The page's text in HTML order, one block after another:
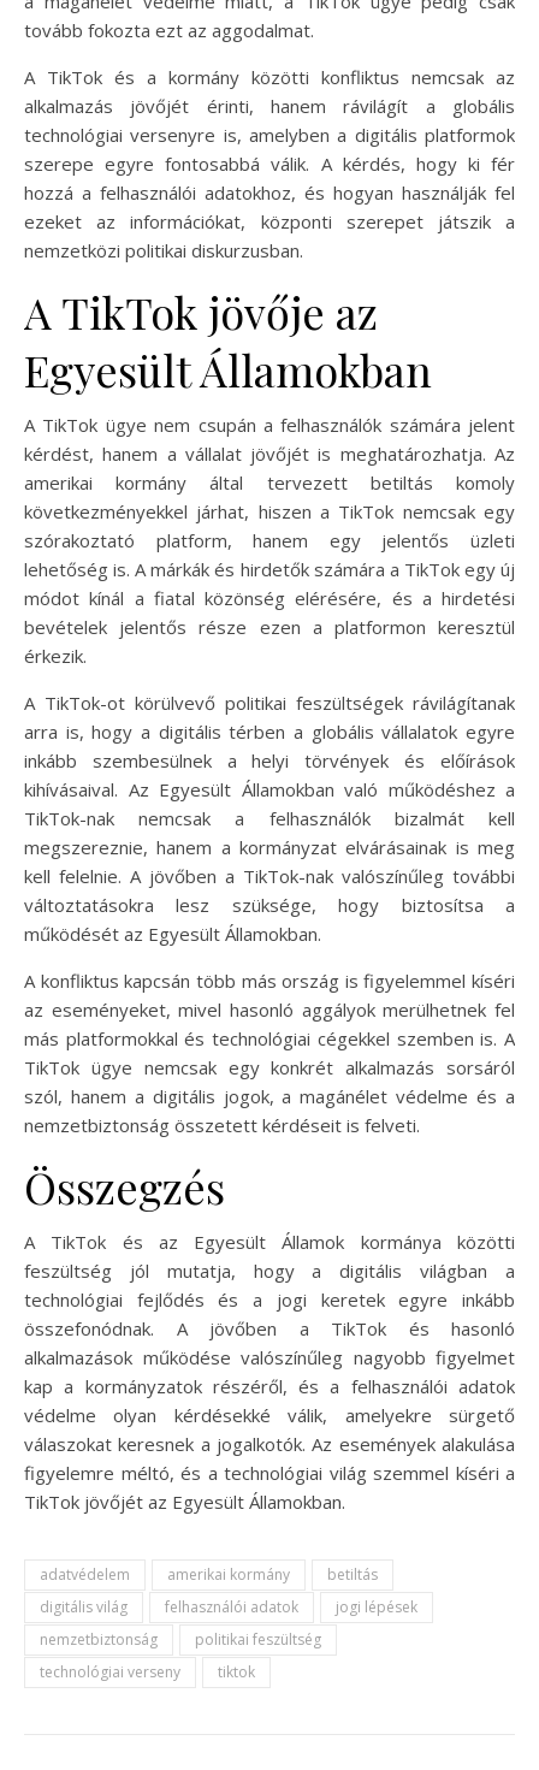
tovább fokozta ezt az aggodalmat.
A TikTok és a kormány közötti konfliktus nemcsak az
alkalmazás jövőjét érinti, hanem rávilágít a globális
technológiai versenyre is, amelyben a digitális platformok
szerepe egyre fontosabbá válik. A kérdés, hogy ki fér
hozzá a felhasználói adatokhoz, és hogyan használják fel
ezeket az információkat, központi szerepet játszik a
nemzetközi politikai diskurzusban.
A TikTok jövője az
Egyesült Államokban
A TikTok ügye nem csupán a felhasználók számára jelent
kérdést, hanem a vállalat jövőjét is meghatározhatja. Az
amerikai kormány által tervezett betiltás komoly
következményekkel járhat, hiszen a TikTok nemcsak egy
szórakoztató platform, hanem egy jelentős üzleti
lehetőség is. A márkák és hirdetők számára a TikTok egy új
módot kínál a fiatal közönség elérésére, és a hirdetési
bevételek jelentős része ezen a platformon keresztül
érkezik.
A TikTok-ot körülvevő politikai feszültségek rávilágítanak
arra is, hogy a digitális térben a globális vállalatok egyre
inkább szembesülnek a helyi törvények és előírások
kihívásaival. Az Egyesült Államokban való működéshez a
TikTok-nak nemcsak a felhasználók bizalmát kell
megszereznie, hanem a kormányzat elvárásainak is meg
kell felelnie. A jövőben a TikTok-nak valószínűleg további
változtatásokra lesz szüksége, hogy biztosítsa a
működését az Egyesült Államokban.
A konfliktus kapcsán több más ország is figyelemmel kíséri
az eseményeket, mivel hasonló aggályok merülhetnek fel
más platformokkal és technológiai cégekkel szemben is. A
TikTok ügye nemcsak egy konkrét alkalmazás sorsáról
szól, hanem a digitális jogok, a magánélet védelme és a
nemzetbiztonság összetett kérdéseit is felveti.
Összegzés
A TikTok és az Egyesült Államok kormánya közötti
feszültség jól mutatja, hogy a digitális világban a
technológiai fejlődés és a jogi keretek egyre inkább
összefonódnak. A jövőben a TikTok és hasonló
alkalmazások működése valószínűleg nagyobb figyelmet
kap a kormányzatok részéről, és a felhasználói adatok
védelme olyan kérdésekké válik, amelyekre sürgető
válaszokat keresnek a jogalkotók. Az események alakulása
figyelemre méltó, és a technológiai világ szemmel kíséri a
TikTok jövőjét az Egyesült Államokban.
adatvédelem amerikai kormány
betiltás
digitális világ
felhasználói adatok
jogi lépések
nemzetbiztonság
politikai feszültség
technológiai verseny
tiktok